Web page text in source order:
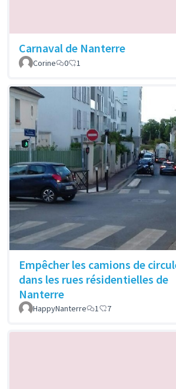
Carnaval de Nanterre
Corine
0 1
Empêcher les camions de
dans les rues résidentielles de
Nanterre
HappyNanterre 1 7